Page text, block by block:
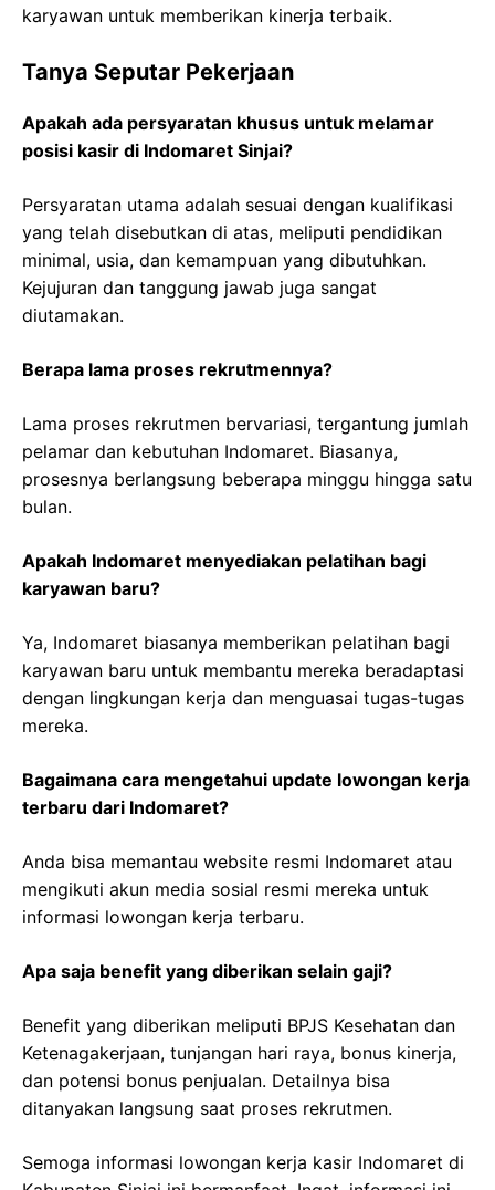
karyawan untuk memberikan kinerja terbaik.
Tanya Seputar Pekerjaan
Apakah ada persyaratan khusus untuk melamar
posisi kasir di Indomaret Sinjai?
Persyaratan utama adalah sesuai dengan kualifikasi
yang telah disebutkan di atas, meliputi pendidikan
minimal, usia, dan kemampuan yang dibutuhkan.
Kejujuran dan tanggung jawab juga sangat
diutamakan.
Berapa lama proses rekrutmennya?
Lama proses rekrutmen bervariasi, tergantung jumlah
pelamar dan kebutuhan Indomaret. Biasanya,
prosesnya berlangsung beberapa minggu hingga satu
bulan.
Apakah Indomaret menyediakan pelatihan bagi
karyawan baru?
Ya, Indomaret biasanya memberikan pelatihan bagi
karyawan baru untuk membantu mereka beradaptasi
dengan lingkungan kerja dan menguasai tugas-tugas
mereka.
Bagaimana cara mengetahui update lowongan kerja
terbaru dari Indomaret?
Anda bisa memantau website resmi Indomaret atau
mengikuti akun media sosial resmi mereka untuk
informasi lowongan kerja terbaru.
Apa saja benefit yang diberikan selain gaji?
Benefit yang diberikan meliputi BPJS Kesehatan dan
Ketenagakerjaan, tunjangan hari raya, bonus kinerja,
dan potensi bonus penjualan. Detailnya bisa
ditanyakan langsung saat proses rekrutmen.
Semoga informasi lowongan kerja kasir Indomaret di